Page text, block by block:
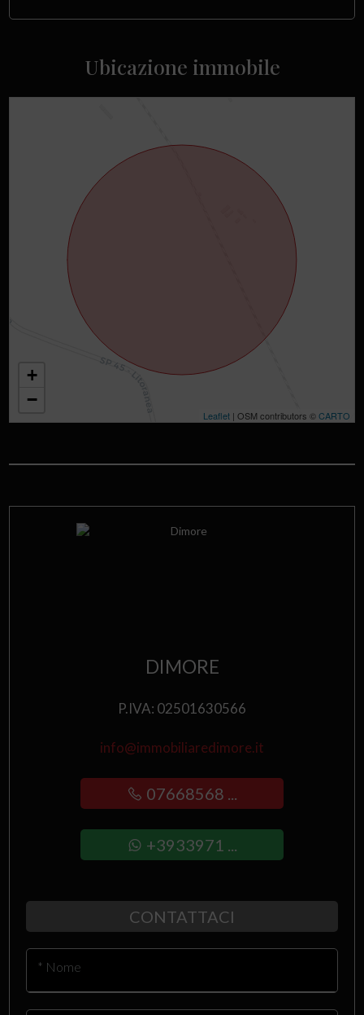
Ubicazione immobile
+
−
Leaflet| OSM contributors ©CARTO
DIMORE
P.IVA: 02501630566
info@immobiliaredimore.it
07668568 ...
+3933971 ...
CONTATTACI
* Nome